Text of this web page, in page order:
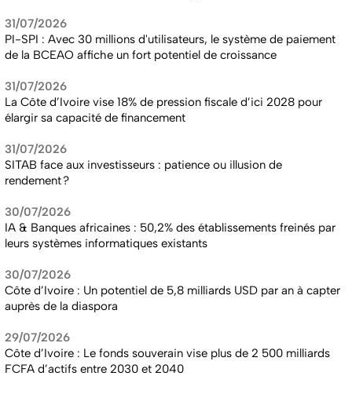
31/07/2026
PI-SPI : Avec 30 millions d'utilisateurs, le système de paiement
de la BCEAO affiche un fort potentiel de croissance
31/07/2026
La Côte d’Ivoire vise 18% de pression fiscale d’ici 2028 pour
élargir sa capacité de financement
31/07/2026
SITAB face aux investisseurs : patience ou illusion de
rendement ?
30/07/2026
IA & Banques africaines : 50,2% des établissements freinés par
leurs systèmes informatiques existants
30/07/2026
Côte d’Ivoire : Un potentiel de 5,8 milliards USD par an à capter
auprès de la diaspora
29/07/2026
Côte d’Ivoire : Le fonds souverain vise plus de 2 500 milliards
FCFA d’actifs entre 2030 et 2040